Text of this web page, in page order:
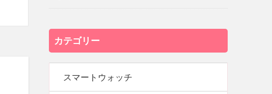
カテゴリー
スマートウォッチ